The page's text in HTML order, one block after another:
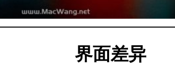
界面差异